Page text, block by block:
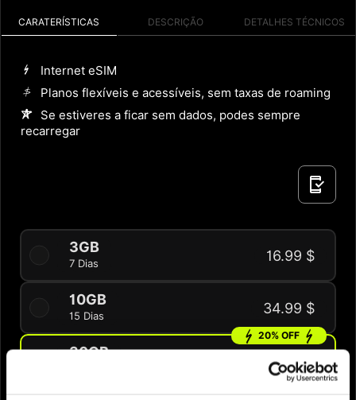
CARATERÍSTICAS DESCRIÇÃO DETALHES TÉCNICOS
Internet eSIM
Planos flexíveis e acessíveis, sem taxas de roaming
Se estiveres a ficar sem dados, podes sempre
recarregar
3GB
7 Dias 16.99 $
10GB
15 Dias 34.99 $
30GB
20% OFF
71.99 $